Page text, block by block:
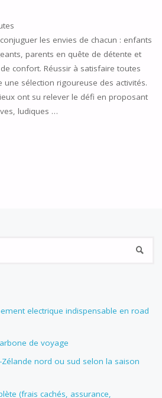
les envies de chacun : enfants
parents en quête de détente et
confort. Réussir à satisfaire toutes
sélection rigoureuse des activités.
ont su relever le défi en proposant
ludiques …
electrique indispensable en road
de voyage
nord ou sud selon la saison
(frais cachés, assurance,